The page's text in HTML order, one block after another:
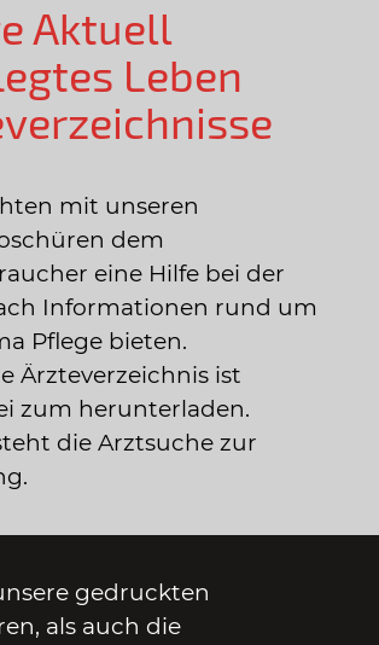
Aktuell
Leben
mit unseren
dem
eine Hilfe bei der
Informationen rund um
Pflege bieten.
Ärzteverzeichnis ist
zum herunterladen.
die Arztsuche zur
gedruckten
als auch die